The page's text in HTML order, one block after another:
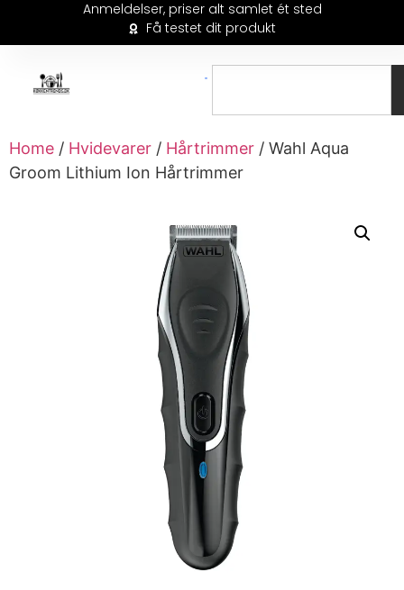
Anmeldelser, priser alt samlet ét sted
Få testet dit produkt
Home / Hvidevarer / Hårtrimmer / Wahl Aqua
Groom Lithium Ion Hårtrimmer